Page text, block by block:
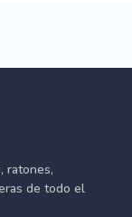
ratones,
de todo el